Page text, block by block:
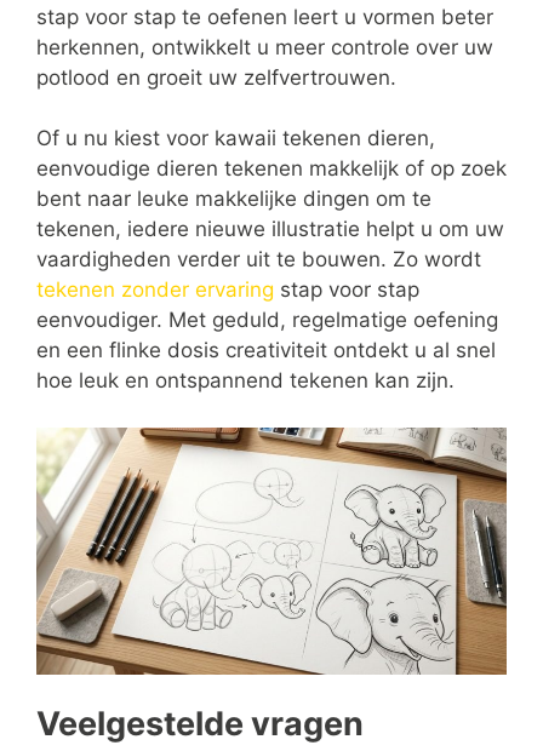
stap voor stap te oefenen leert u vormen beter
herkennen, ontwikkelt u meer controle over uw
potlood en groeit uw zelfvertrouwen.
Of u nu kiest voor kawaii tekenen dieren,
eenvoudige dieren tekenen makkelijk of op zoek
bent naar leuke makkelijke dingen om te
tekenen, iedere nieuwe illustratie helpt u om uw
vaardigheden verder uit te bouwen. Zo wordt
tekenen zonder ervaring stap voor stap
eenvoudiger. Met geduld, regelmatige oefening
en een flinke dosis creativiteit ontdekt u al snel
hoe leuk en ontspannend tekenen kan zijn.
Veelgestelde vragen